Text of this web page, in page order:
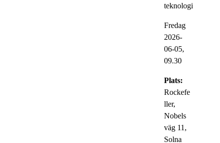
teknologi
Fredag
2026-
06-05,
09.30
Plats:
Rockefe
ller,
Nobels
väg 11,
Solna